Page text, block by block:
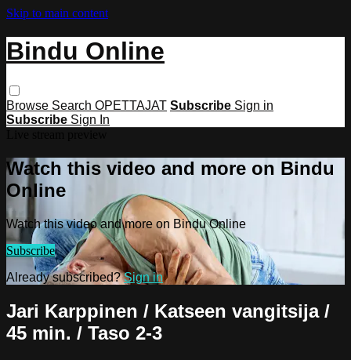
Skip to main content
Bindu Online
Browse Search OPETTAJAT Subscribe Sign in
Subscribe Sign In
Watch this video and more on Bindu
Online
Watch this video and more on Bindu Online
Subscribe
Already subscribed?Sign in
Jari Karppinen / Katseen vangitsija /
45 min. / Taso 2-3